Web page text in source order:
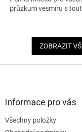
průzkum vesmíru s
ZOBRAZIT
Informace pro vás
Všechny položky